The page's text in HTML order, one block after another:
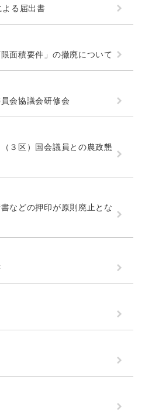
る届出書
面積要件」の撤廃について
会協議会研修会
３区）国会議員との農政懇
などの押印が原則廃止とな